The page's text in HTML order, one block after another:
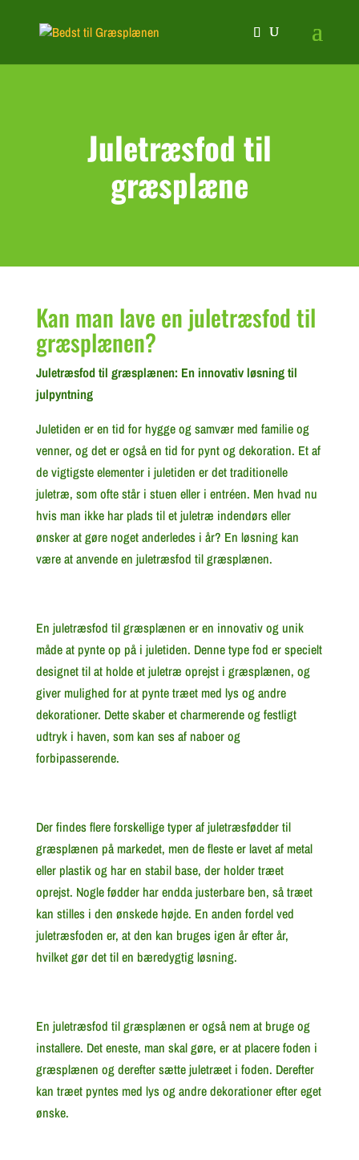
Juletræsfod til
græsplæne
Kan man lave en juletræsfod til
græsplænen?
Juletræsfod til græsplænen: En innovativ løsning til
julpyntning
Juletiden er en tid for hygge og samvær med familie og
venner, og det er også en tid for pynt og dekoration. Et af
de vigtigste elementer i juletiden er det traditionelle
juletræ, som ofte står i stuen eller i entréen. Men hvad nu
hvis man ikke har plads til et juletræ indendørs eller
ønsker at gøre noget anderledes i år? En løsning kan
være at anvende en juletræsfod til græsplænen.
En juletræsfod til græsplænen er en innovativ og unik
måde at pynte op på i juletiden. Denne type fod er specielt
designet til at holde et juletræ oprejst i græsplænen, og
giver mulighed for at pynte træet med lys og andre
dekorationer. Dette skaber et charmerende og festligt
udtryk i haven, som kan ses af naboer og
forbipasserende.
Der findes flere forskellige typer af juletræsfødder til
græsplænen på markedet, men de fleste er lavet af metal
eller plastik og har en stabil base, der holder træet
oprejst. Nogle fødder har endda justerbare ben, så træet
kan stilles i den ønskede højde. En anden fordel ved
juletræsfoden er, at den kan bruges igen år efter år,
hvilket gør det til en bæredygtig løsning.
En juletræsfod til græsplænen er også nem at bruge og
installere. Det eneste, man skal gøre, er at placere foden i
græsplænen og derefter sætte juletræet i foden. Derefter
kan træet pyntes med lys og andre dekorationer efter eget
ønske.